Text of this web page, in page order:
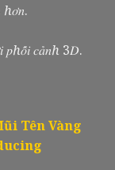
ℎ𝑜̛𝑛.
𝑝ℎ𝑜̂́𝑖 𝑐𝑎̉𝑛ℎ 3𝐷.
Tên Vàng